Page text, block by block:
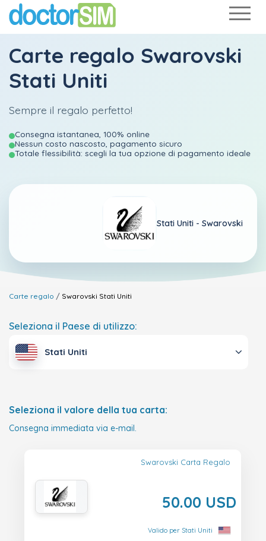
Carte regalo Swarovski
Stati Uniti
Sempre il regalo perfetto!
Consegna istantanea, 100% online
Nessun costo nascosto, pagamento sicuro
Totale flessibilità: scegli la tua opzione di pagamento ideale
Stati Uniti - Swarovski
Carte regalo Swarovski Stati Uniti
Seleziona il Paese di utilizzo:
Stati Uniti
Seleziona il valore della tua carta:
Consegna immediata via e-mail.
Swarovski Carta Regalo
50.00 USD
Valido per Stati Uniti